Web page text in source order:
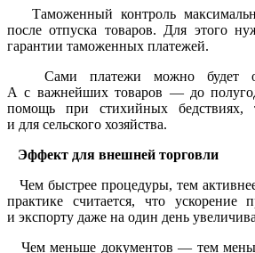
Таможенный контроль
после отпуска товаров. Для этого
гарантии таможенных платежей.
Сами платежи можно будет
А с важнейших товаров — до
помощь при стихийных бедствиях,
и для сельского хозяйства.
Эффект для внешней торговли
Чем быстрее процедуры, тем
практике считается, что ускорение
и экспорту даже на один день
Чем меньше документов — тем